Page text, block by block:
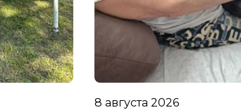
8 августа 2026